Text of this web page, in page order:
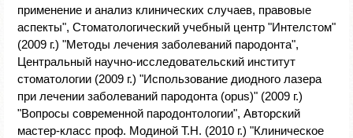
применение и анализ клинических случаев, правовые
аспекты", Стоматологический учебный центр "Интелстом"
(2009 г.) "Методы лечения заболеваний пародонта",
Центральный научно-исследовательский институт
стоматологии (2009 г.) "Использование диодного лазера
при лечении заболеваний пародонта (opus)" (2009 г.)
"Вопросы современной пародонтологии", Авторский
мастер-класс проф. Модиной Т.Н. (2010 г.) "Клиническое